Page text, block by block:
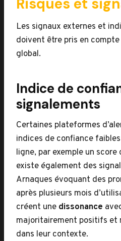
Risques et
Les signaux externes et
doivent être pris en
global.
Indice de
signalements
Certaines plateformes
indices de confiance
ligne, par exemple un score
existe également des
Arnaques évoquant des
après plusieurs mois
créent une dissonance
majoritairement positifs et
dans leur contexte.